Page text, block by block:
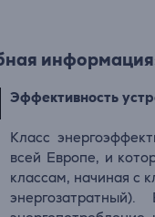
Эффективность
Класс
всей Европе, и
классам, начиная с